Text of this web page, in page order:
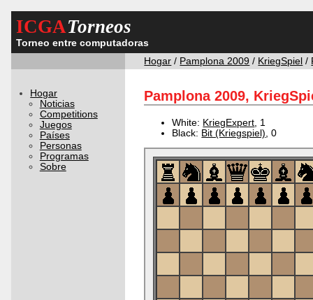
ICGATorneos
Torneo entre computadoras
Hogar / Pamplona 2009 / KriegSpiel /
Hogar
Noticias
Competitions
Juegos
Países
Personas
Programas
Sobre
Pamplona 2009,
White: KriegExpert , 1
Black: Bit (Kriegspiel) , 0